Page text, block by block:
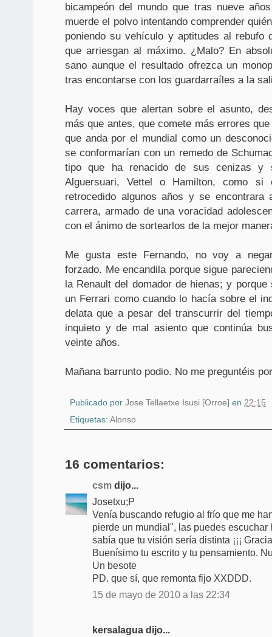
bicampeón del mundo que tras nueve
muerde el polvo intentando comprender
poniendo su vehículo y aptitudes al
que arriesgan al máximo. ¿Malo? En
sano aunque el resultado ofrezca un
tras encontarse con los guardarraíles a la
Hay voces que alertan sobre el asunto,
más que antes, que comete más errores
que anda por el mundial como un
se conformarían con un remedo de
tipo que ha renacido de sus cenizas y
Alguersuari, Vettel o Hamilton, como si
retrocedido algunos años y se
carrera, armado de una voracidad
con el ánimo de sortearlos de la mejor
Me gusta este Fernando, no voy a
forzado. Me encandila porque sigue
la Renault del domador de hienas; y
un Ferrari como cuando lo hacía sobre el
delata que a pesar del transcurrir del
inquieto y de mal asiento que continúa
veinte años.
Mañana barrunto podio. No me preguntéis
Publicado por Jose Tellaetxe Isusi [Orroe] en 22:15
Etiquetas: Alonso
16 comentarios:
csm dijo...
Josetxu;P
Venía buscando refugio al frío que me
pierde un mundial", las puedes escuchar
sabía que tu visión sería distinta ¡¡¡
Buenísimo tu escrito y tu pensamiento.
Un besote
PD. que sí, que remonta fijo XXDDD.
15 de mayo de 2010 a las 22:34
kersalagua dijo...